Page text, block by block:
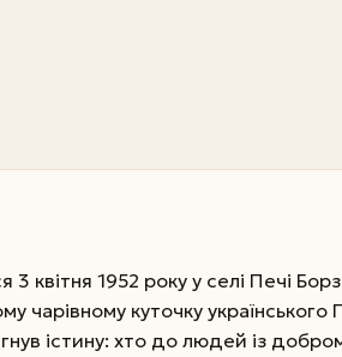
квітня 1952 року у селі Печі
чарівному куточку українського
істину: хто до людей із